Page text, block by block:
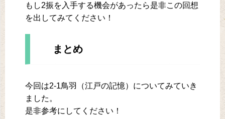
もし2振を入手する機会があったら是非この回想
を出してみてください！
まとめ
今回は2-1鳥羽（江戸の記憶）についてみていき
ました。
是非参考にしてください！